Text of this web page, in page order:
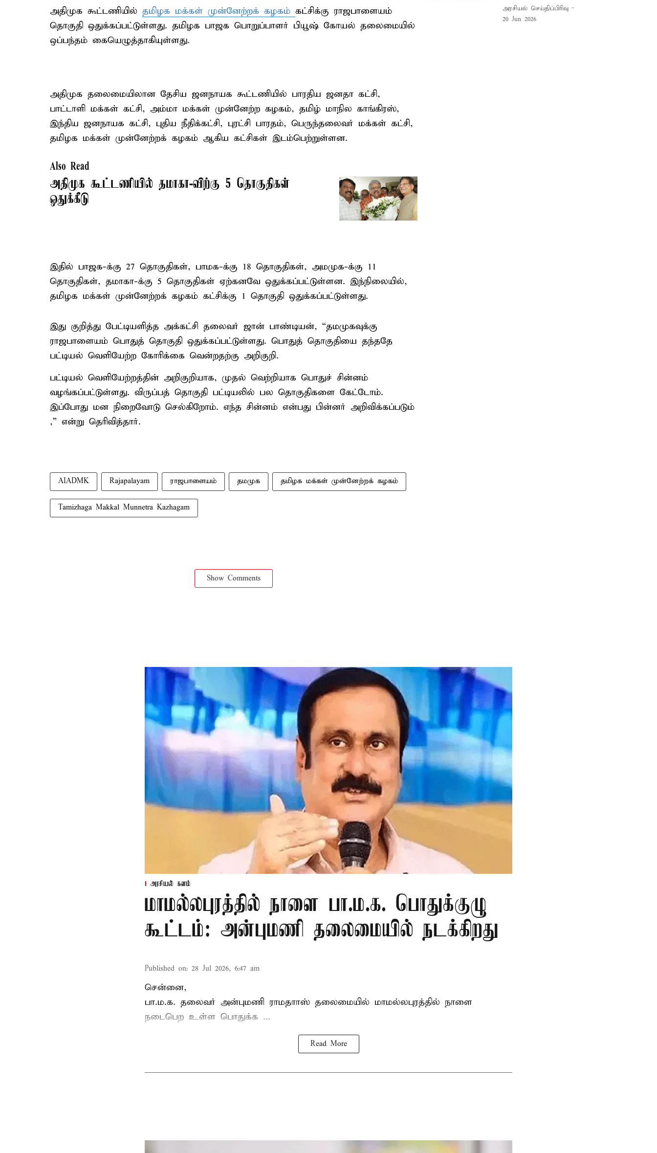
அதிமுக கூட்டணியில் தமிழக மக்கள் முன்னேற்றக் கழகம் கட்சிக்கு ராஜபாளையம்
தொகுதி ஒதுக்கப்பட்டுள்ளது. தமிழக பாஜக பொறுப்பாளர் பியூஷ் கோயல் தலைமையில்
ஒப்பந்தம் கையெழுத்தாகியுள்ளது.
அதிமுக தலைமையிலான தேசிய ஜனநாயக கூட்டணியில் பாரதிய ஜனதா கட்சி,
பாட்டாளி மக்கள் கட்சி, அம்மா மக்கள் முன்னேற்ற கழகம், தமிழ் மாநில காங்கிரஸ்,
இந்திய ஜனநாயக கட்சி, புதிய நீதிக்கட்சி, புரட்சி பாரதம், பெருந்தலைவர் மக்கள் கட்சி,
தமிழக மக்கள் முன்னேற்றக் கழகம் ஆகிய கட்சிகள் இடம்பெற்றுள்ளன.
Also Read
அதிமுக கூட்டணியில் தமாகா-விற்கு 5 தொகுதிகள்
ஒதுக்கீடு
இதில் பாஜக-க்கு 27 தொகுதிகள், பாமக-க்கு 18 தொகுதிகள், அமமுக-க்கு 11
தொகுதிகள், தமாகா-க்கு 5 தொகுதிகள் ஏற்கனவே ஒதுக்கப்பட்டுள்ளன. இந்நிலையில்,
தமிழக மக்கள் முன்னேற்றக் கழகம் கட்சிக்கு 1 தொகுதி ஒதுக்கப்பட்டுள்ளது.
இது குறித்து பேட்டியளித்த அக்கட்சி தலைவர் ஜான் பாண்டியன், “தமமுகவுக்கு
ராஜபாளையம் பொதுத் தொகுதி ஒதுக்கப்பட்டுள்ளது. பொதுத் தொகுதியை தந்ததே
பட்டியல் வெளியேற்ற கோரிக்கை வென்றதற்கு அறிகுறி.
பட்டியல் வெளியேற்றத்தின் அறிகுறியாக, முதல் வெற்றியாக பொதுச் சின்னம்
வழங்கப்பட்டுள்ளது. விருப்பத் தொகுதி பட்டியலில் பல தொகுதிகளை கேட்டோம்.
இப்போது மன நிறைவோடு செல்கிறோம். எந்த சின்னம் என்பது பின்னர் அறிவிக்கப்படும்
,” என்று தெரிவித்தார்.
AIADMK Rajapalayam ராஜபாளையம் தமமுக தமிழக மக்கள் முன்னேற்றக் கழகம்
Tamizhaga Makkal Munnetra Kazhagam
Show Comments
அரசியல் செய்திப்பிரிவு
20 Jun 2026
அரசியல் களம்
மாமல்லபுரத்தில் நாளை பா.ம.க. பொதுக்குழு
கூட்டம்: அன்புமணி தலைமையில் நடக்கிறது
Published on: 28 Jul 2026, 6:47 am
சென்னை,
பா.ம.க. தலைவர் அன்புமணி ராமதாாஸ் தலைமையில் மாமல்லபுரத்தில் நாளை
நடைபெற உள்ள பொதுக்க ...
Read More